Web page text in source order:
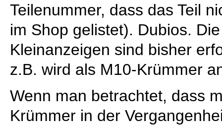
Teilenummer, dass das Teil
im Shop gelistet). Dubios.
Kleinanzeigen sind bisher
z.B. wird als M10-Krümmer
Wenn man betrachtet, dass
Krümmer in der